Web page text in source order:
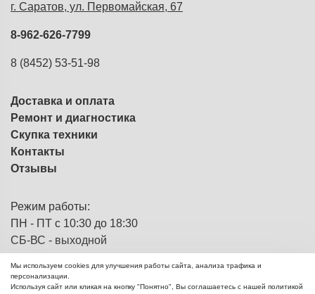
г. Саратов, ул. Первомайская, 67
8-962-626-7799
8 (8452) 53-51-98
Доставка и оплата
Ремонт и диагностика
Скупка техники
Контакты
Отзывы
Режим работы:
ПН - ПТ с 10:30 до 18:30
СБ-ВС - выходной
© 2013 - 2026ЭВМка - компьютерный
Мы используем cookies для улучшения работы сайта, анализа трафика и
персонализации.
Используя сайт или кликая на кнопку "Понятно", Вы соглашаетесь с нашей политикой